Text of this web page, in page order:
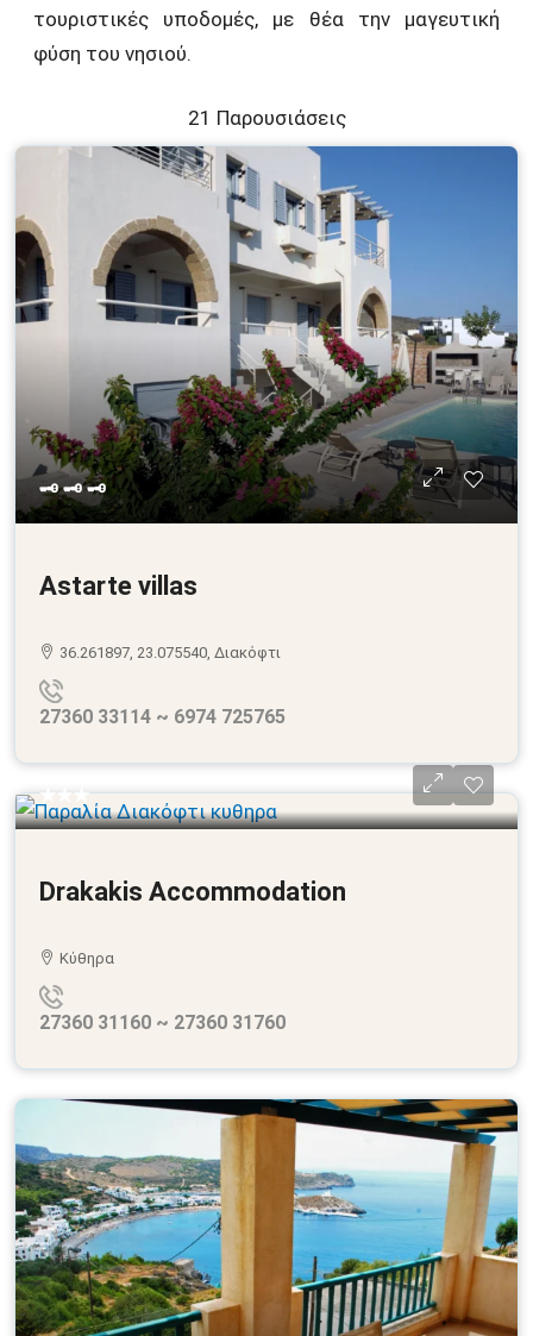
τουριστικές υποδομές, με θέα την μαγευτική
φύση του νησιού.
21 Παρουσιάσεις
🗝 🗝 🗝
Astarte villas
36.261897, 23.075540, Διακόφτι
27360 33114 ~ 6974 725765
★★★
Drakakis Accommodation
Κύθηρα
27360 31160 ~ 27360 31760